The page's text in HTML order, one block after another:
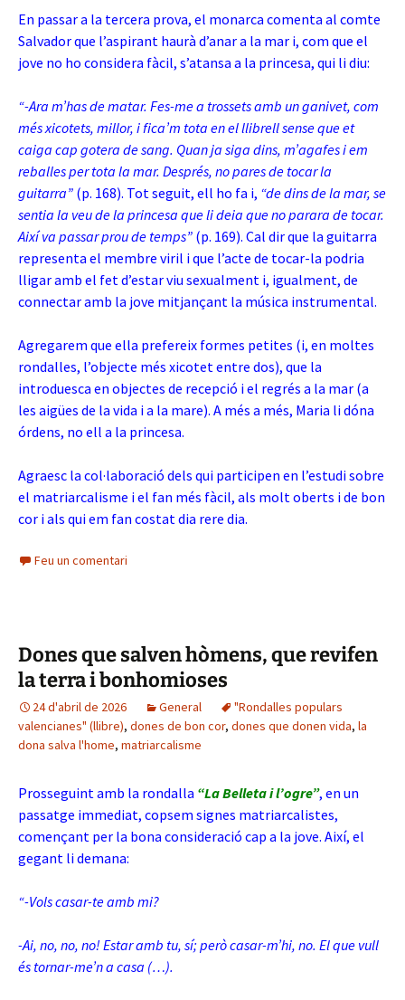
En passar a la tercera prova, el monarca comenta al comte
Salvador que l’aspirant haurà d’anar a la mar i, com que el
jove no ho considera fàcil, s’atansa a la princesa, qui li diu:
“-Ara m’has de matar. Fes-me a trossets amb un ganivet, com
més xicotets, millor, i fica’m tota en el llibrell sense que et
caiga cap gotera de sang. Quan ja siga dins, m’agafes i em
reballes per tota la mar. Després, no pares de tocar la
guitarra” (p. 168). Tot seguit, ell ho fa i, “de dins de la mar, se
sentia la veu de la princesa que li deia que no parara de tocar.
Així va passar prou de temps” (p. 169). Cal dir que la guitarra
representa el membre viril i que l’acte de tocar-la podria
lligar amb el fet d’estar viu sexualment i, igualment, de
connectar amb la jove mitjançant la música instrumental.
Agregarem que ella prefereix formes petites (i, en moltes
rondalles, l’objecte més xicotet entre dos), que la
introduesca en objectes de recepció i el regrés a la mar (a
les aigües de la vida i a la mare). A més a més, Maria li dóna
órdens, no ell a la princesa.
Agraesc la col·laboració dels qui participen en l’estudi sobre
el matriarcalisme i el fan més fàcil, als molt oberts i de bon
cor i als qui em fan costat dia rere dia.
Feu un comentari
Dones que salven hòmens, que revifen
la terra i bonhomioses
24 d'abril de 2026 General
"Rondalles populars
valencianes" (llibre), dones de bon cor, dones que donen vida, la
dona salva l'home, matriarcalisme
Prosseguint amb la rondalla “La Belleta i l’ogre”, en un
passatge immediat, copsem signes matriarcalistes,
començant per la bona consideració cap a la jove. Així, el
gegant li demana:
“-Vols casar-te amb mi?
-Ai, no, no, no! Estar amb tu, sí; però casar-m’hi, no. El que vull
és tornar-me’n a casa (…).